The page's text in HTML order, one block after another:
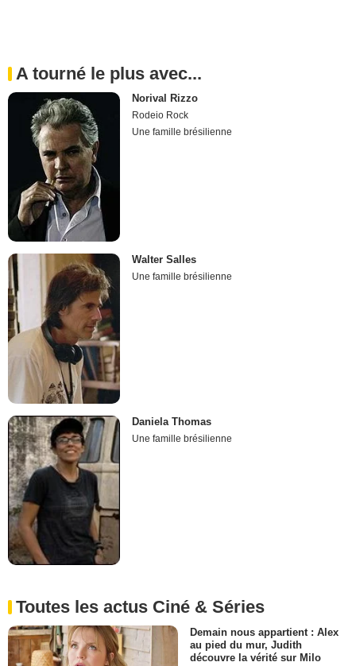
A tourné le plus avec...
Norival Rizzo
Rodeio Rock
Une famille brésilienne
Walter Salles
Une famille brésilienne
Daniela Thomas
Une famille brésilienne
Toutes les actus Ciné & Séries
Demain nous appartient : Alex
au pied du mur, Judith
découvre la vérité sur Milo